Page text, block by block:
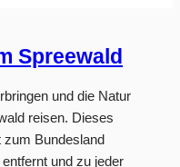
Spreewald
und die Natur
reisen. Dieses
Bundesland
und zu jeder